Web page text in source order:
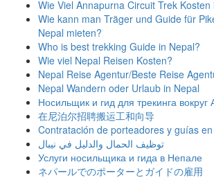
Wie Viel Annapurna Circuit Trek Kosten
Wie kann man Träger und Guide für
Nepal mieten?
Who is best trekking Guide in Nepal?
Wie viel Nepal Reisen Kosten?
Nepal Reise Agentur/Beste Reise
Nepal Wandern oder Urlaub in Nepal
Носильщик и гид для трекинга
在尼泊尔招聘搬运工和向导
Contratación de porteadores y guías
توظيف الحمال والدليل في نيبال
Услуги носильщика и гида в Непале
ネパールでのポーターとガイドの雇用